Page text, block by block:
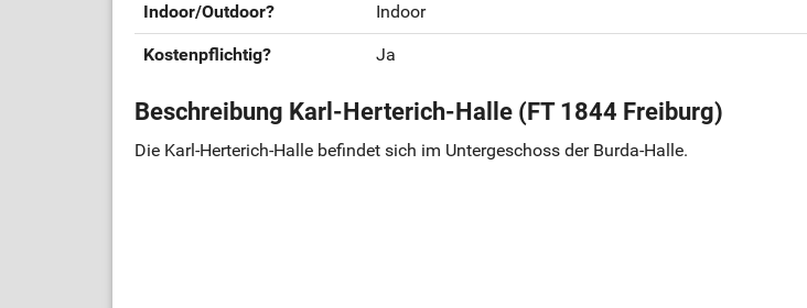
Indoor/Outdoor? Indoor
Kostenpflichtig? Ja
Beschreibung Karl-Herterich-Halle (FT 1844 Freiburg)
Die Karl-Herterich-Halle befindet sich im Untergeschoss der Burda-Halle.